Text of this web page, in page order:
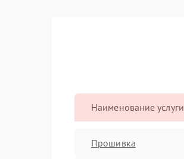
Наименование услуги
Прошивка